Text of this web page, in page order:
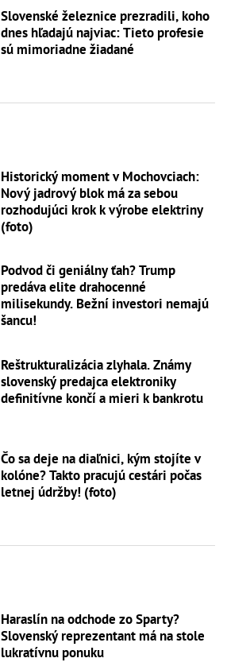
Slovenské železnice prezradili, koho
dnes hľadajú najviac: Tieto profesie
sú mimoriadne žiadané
Historický moment v Mochovciach:
Nový jadrový blok má za sebou
rozhodujúci krok k výrobe elektriny
(foto)
Podvod či geniálny ťah? Trump
predáva elite drahocenné
milisekundy. Bežní investori nemajú
šancu!
Reštrukturalizácia zlyhala. Známy
slovenský predajca elektroniky
definitívne končí a mieri k bankrotu
Čo sa deje na diaľnici, kým stojíte v
kolóne? Takto pracujú cestári počas
letnej údržby! (foto)
Haraslín na odchode zo Sparty?
Slovenský reprezentant má na stole
lukratívnu ponuku